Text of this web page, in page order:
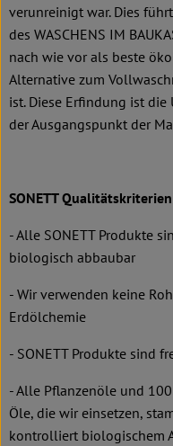
verunreinigt war. Dies
des WASCHENS IM
nach wie vor als beste
Alternative zum
ist. Diese Erfindung ist
der Ausgangspunkt der
SONETT Qualitätskriterien
- Alle SONETT Produkte
biologisch abbaubar
- Wir verwenden keine
Erdölchemie
- SONETT Produkte sind
- Alle Pflanzenöle und
Öle, die wir einsetzen,
kontrolliert biologischem